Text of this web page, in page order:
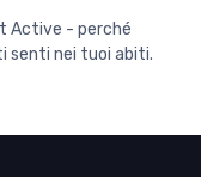
Active - perché
senti nei tuoi abiti.